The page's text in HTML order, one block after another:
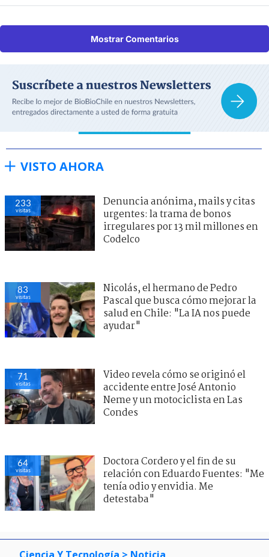
Mostrar Comentarios
VISTO AHORA
233
visitas
Denuncia anónima, mails y citas
urgentes: la trama de bonos
irregulares por 13 mil millones en
Codelco
83
visitas
Nicolás, el hermano de Pedro
Pascal que busca cómo mejorar la
salud en Chile: "La IA nos puede
ayudar"
71
visitas
Video revela cómo se originó el
accidente entre José Antonio
Neme y un motociclista en Las
Condes
64
visitas
Doctora Cordero y el fin de su
relación con Eduardo Fuentes: "Me
tenía odio y envidia. Me
detestaba"